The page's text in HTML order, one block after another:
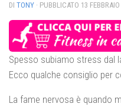
DI TONY · PUBBLICATO 13
Spesso subiamo stress dal
Ecco qualche consiglio per
La fame nervosa è quando